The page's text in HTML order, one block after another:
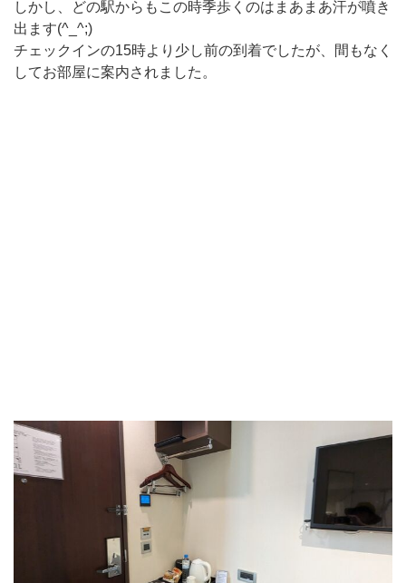
しかし、どの駅からもこの時季歩くのはまあまあ汗が噴き
出ます(^_^;)
チェックインの15時より少し前の到着でしたが、間もなく
してお部屋に案内されました。